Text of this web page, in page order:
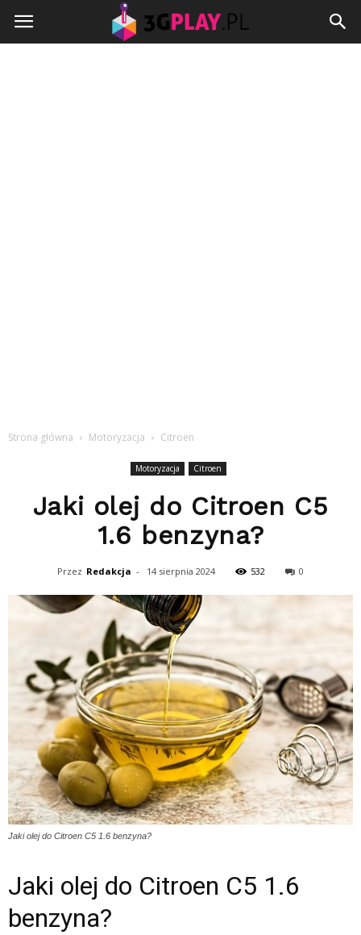
3gplay.pl
Strona główna Motoryzacja Citroen
Motoryzacja Citroen
Jaki olej do Citroen C5
1.6 benzyna?
Przez Redakcja - 14 sierpnia 2024 532 0
Jaki olej do Citroen C5 1.6 benzyna?
Jaki olej do Citroen C5 1.6
benzyna?